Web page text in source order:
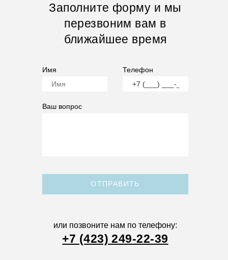
Заполните форму и мы
перезвоним вам в
ближайшее время
Имя Телефон
Ваш вопрос
ОТПРАВИТЬ
или позвоните нам по телефону:
+7 (423) 249-22-39